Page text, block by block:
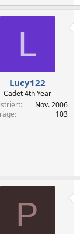
L
Lucy122
Cadet 4th Year
Nov. 2006
103
P